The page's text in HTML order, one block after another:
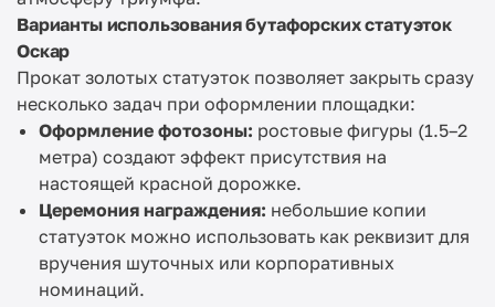
Варианты использования бутафорских статуэток
Оскар
Прокат золотых статуэток позволяет закрыть сразу
несколько задач при оформлении площадки:
Оформление фотозоны: ростовые фигуры (1.5–2
метра) создают эффект присутствия на
настоящей красной дорожке.
Церемония награждения: небольшие копии
статуэток можно использовать как реквизит для
вручения шуточных или корпоративных
номинаций.